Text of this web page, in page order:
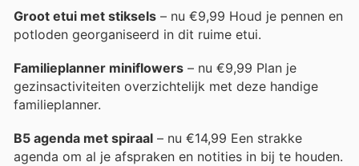
Groot etui met stiksels – nu €9,99 Houd je pennen en
potloden georganiseerd in dit ruime etui.
Familieplanner miniflowers – nu €9,99 Plan je
gezinsactiviteiten overzichtelijk met deze handige
familieplanner.
B5 agenda met spiraal – nu €14,99 Een strakke
agenda om al je afspraken en notities in bij te houden.